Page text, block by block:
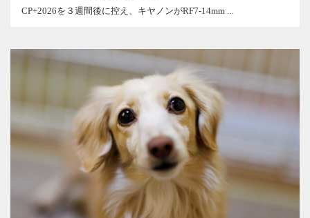
CP+2026を３週間後に控え、キヤノンがRF7-14mm ...